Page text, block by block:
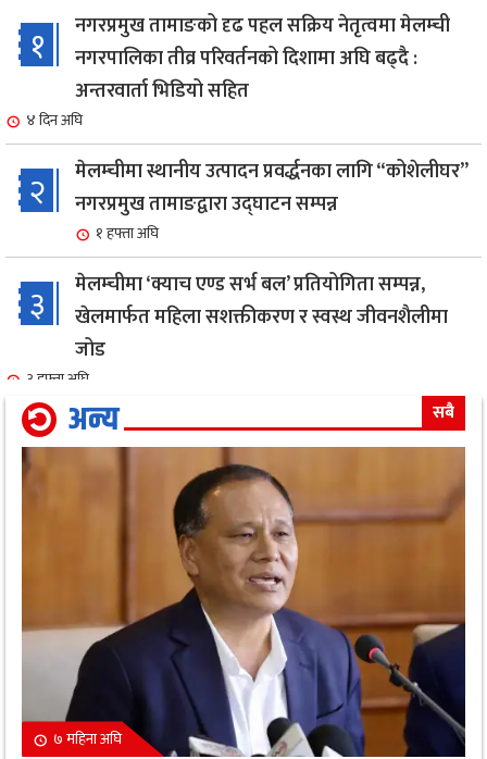
१
नगरप्रमुख तामाङको दृढ पहल सक्रिय नेतृत्वमा मेलम्ची
नगरपालिका तीव्र परिवर्तनको दिशामा अघि बढ्दै :
अन्तरवार्ता भिडियो सहित
४ दिन अघि
२
मेलम्चीमा स्थानीय उत्पादन प्रवर्द्धनका लागि “कोशेलीघर”
नगरप्रमुख तामाङद्वारा उद्घाटन सम्पन्न
१ हफ्ता अघि
३
मेलम्चीमा ‘क्याच एण्ड सर्भ बल’ प्रतियोगिता सम्पन्न,
खेलमार्फत महिला सशक्तीकरण र स्वस्थ जीवनशैलीमा
जोड
३ हफ्ता अघि
४
एक सफल बाइक मेकानिक उमेश सोनामको अभिनय क्षेत्रमा
दमदार ईन्ट्री,नायिका गरिमा संग रोमान्स: हेर्नुहोस भिडियो ।
गृहमन्त्री गुरुङ द्वारा जिल्ला प्रहरी कार्यालय,मोरङको
निरीक्षण कार्य सम्पन्न
१ महिना अघि
सावधान : यस्ता व्यक्तिहरुको लागि नरिवल पानी पिउनु हुन
सक्छ घातक
१ महिना अघि
अन्य सबै
७ महिना अघि